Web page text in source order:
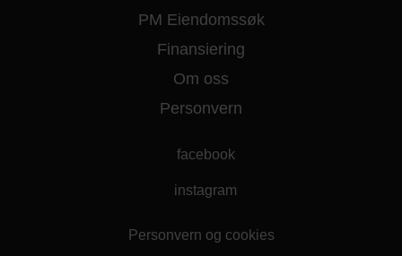
PM Eiendomssøk
Finansiering
Om oss
Personvern
facebook
instagram
Personvern og cookies